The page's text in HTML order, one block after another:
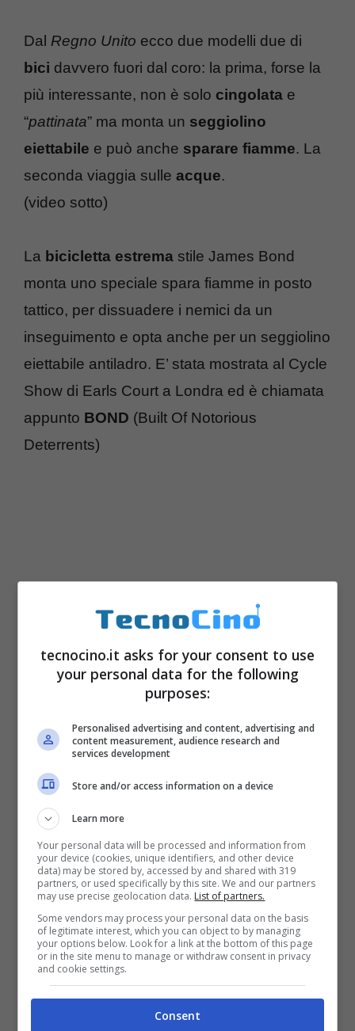
Dal Regno Unito ecco due modelli due di
bici davvero fuori dal coro: la prima, forse la
più interessante, non è solo cingolata e
“pattinata” ma monta un seggiolino
eiettabile e può anche sparare fiamme. La
seconda viaggia sulle acque.
(video sotto)
La bicicletta estrema stile James Bond
monta uno speciale spara fiamme in posto
tattico, per dissuadere i nemici da un
inseguimento e opta anche per un seggiolino
eiettabile antiladro. E’ stata mostrata al Cycle
Show di Earls Court a Londra ed è chiamata
appunto BOND (Built Of Notorious
Deterrents)
La seconda bicicletta assurda è stata vista
transitare sul River Cam a Cambridge e
assomiglia più che altro a un pedalò.
L’inventore
1200 sterline
. Con questo prezzo e una
velocitàmassima di 5km/h prevediamo
vendite esaurite in pochi secondi…
tecnocino.it asks for your consent to use
your personal data for the following
purposes:
Personalised advertising and content, advertising and
content measurement, audience research and
services development
Store and/or access information on a device
Learn more
Your personal data will be processed and information from
your device (cookies, unique identifiers, and other device
data) may be stored by, accessed by and shared with 319
partners, or used specifically by this site. We and our partners
may use precise geolocation data. List of partners.
Some vendors may process your personal data on the basis
of legitimate interest, which you can object to by managing
your options below. Look for a link at the bottom of this page
or in the site menu to manage or withdraw consent in privacy
and cookie settings.
Consent